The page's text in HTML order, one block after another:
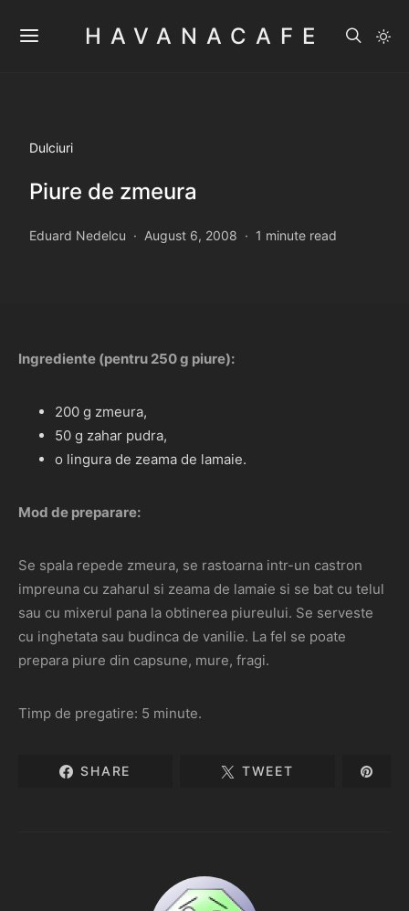
HAVANACAFE
Dulciuri
Piure de zmeura
Eduard Nedelcu August 6, 2008 1 minute read
Ingrediente (pentru 250 g piure):
200 g zmeura,
50 g zahar pudra,
o lingura de zeama de lamaie.
Mod de preparare:
Se spala repede zmeura, se rastoarna intr-un castron
impreuna cu zaharul si zeama de lamaie si se bat cu telul
sau cu mixerul pana la obtinerea piureului. Se serveste
cu inghetata sau budinca de vanilie. La fel se poate
prepara piure din capsune, mure, fragi.
Timp de pregatire: 5 minute.
SHARE TWEET